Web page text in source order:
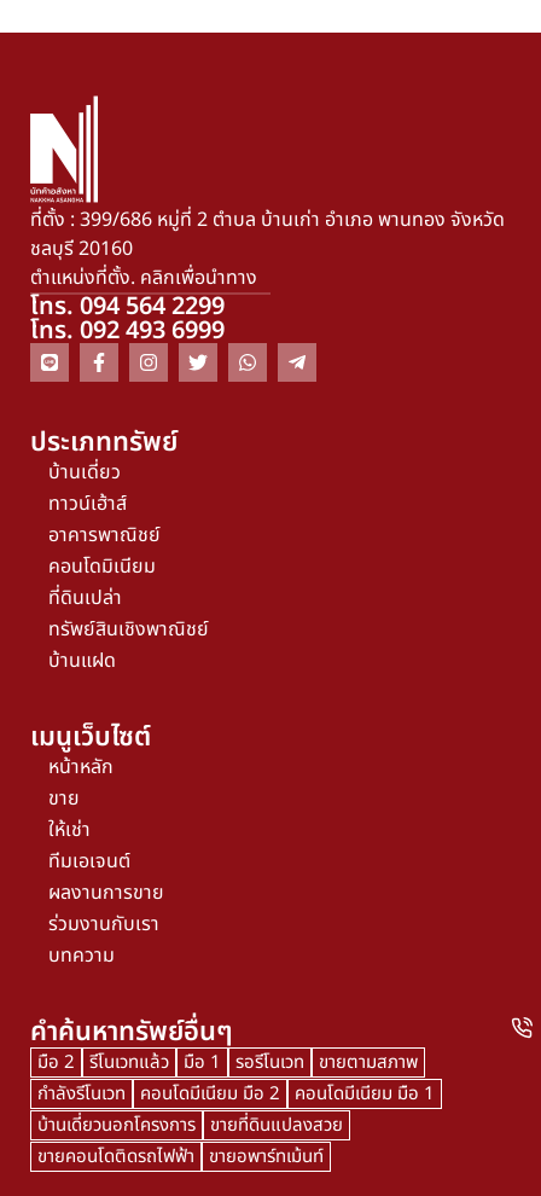
ที่ตั้ง : 399/686 หมู่ที่ 2 ตำบล บ้านเก่า อำเภอ พานทอง จังหวัด
ชลบุรี 20160
ตำแหน่งที่ตั้ง. คลิกเพื่อนำทาง
โทร. 094 564 2299
โทร. 092 493 6999
ประเภททรัพย์
บ้านเดี่ยว
ทาวน์เฮ้าส์
อาคารพาณิชย์
คอนโดมิเนียม
ที่ดินเปล่า
ทรัพย์สินเชิงพาณิชย์
บ้านแฝด
เมนูเว็บไซต์
หน้าหลัก
ขาย
ให้เช่า
ทีมเอเจนต์
ผลงานการขาย
ร่วมงานกับเรา
บทความ
คำค้นหาทรัพย์อื่นๆ
มือ 2 รีโนเวทแล้ว มือ 1 รอรีโนเวท
ขายตามสภาพ
กำลังรีโนเวท
คอนโดมีเนียม มือ 2
คอนโดมีเนียม มือ 1
บ้านเดี่ยวนอกโครงการ ขายที่ดินแปลงสวย
ขายคอนโดติดรถไฟฟ้า
ขายอพาร์ทเม้นท์